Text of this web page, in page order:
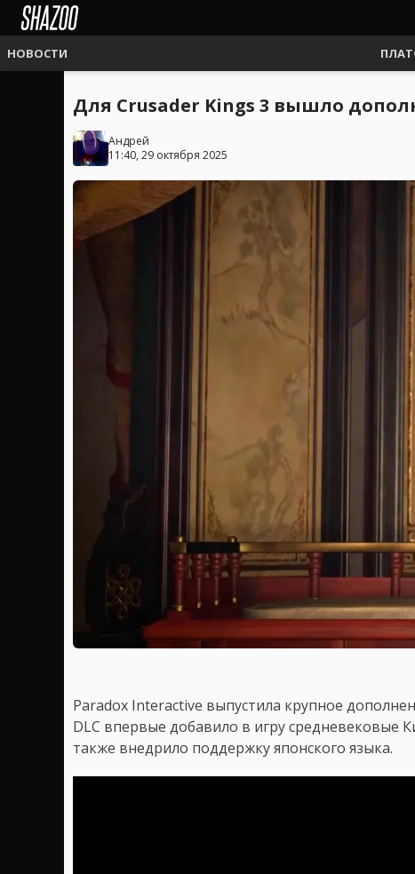
НОВОСТИ
Для Crusader Kings 3 вышло
Андрей
11:40, 29 октября 2025
Paradox Interactive выпустила крупное
DLC впервые добавило в игру
также внедрило поддержку японского языка.